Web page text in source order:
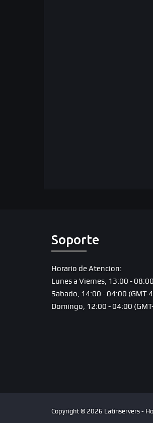
Soporte
Horario de Atencion:
Lunes a Viernes, 13:00 -
Sabado, 14:00 - 04:00 (GMT-
Domingo, 12:00 - 04:00
Copyright © 2026 Latinservers -